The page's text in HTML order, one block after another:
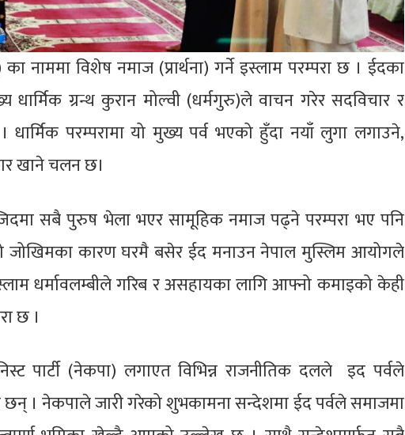
नाममा विशेष नमाज (प्रार्थना) गर्ने इस्लाम परम्परा छ । ईदका
ग्रन्थ कुरान मोल्वी (धर्मगुरु)ले वाचन गरेर सदविचार र
धार्मिक परम्परामा यो मुख्य पर्व भएको हुँदा नयाँ लुगा लगाउने,
खाने चलन छ।
सबै पुरुष भेला भएर सामूहिक नमाज पढ्ने परम्परा भए पनि
जोखिमका कारण घरमै बसेर ईद मनाउन नेपाल मुस्लिम आयोगले
धर्मावलम्बीले गरिब र असहायका लागि आफ्नो कमाइको केही
छ ।
पार्टी (नेकपा) लगाएत विभिन्न राजनीतिक दलले इद पर्वले
। नेकपाले जारी गरेको शुभकामना सन्देशमा ईद पर्वले समाजमा